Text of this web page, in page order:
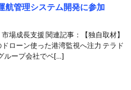
航管理システム開発に参加
場成長支援 関連記事：【独自取材】
ローン使った港湾監視へ注力 テラド
ループ会社でベ[…]